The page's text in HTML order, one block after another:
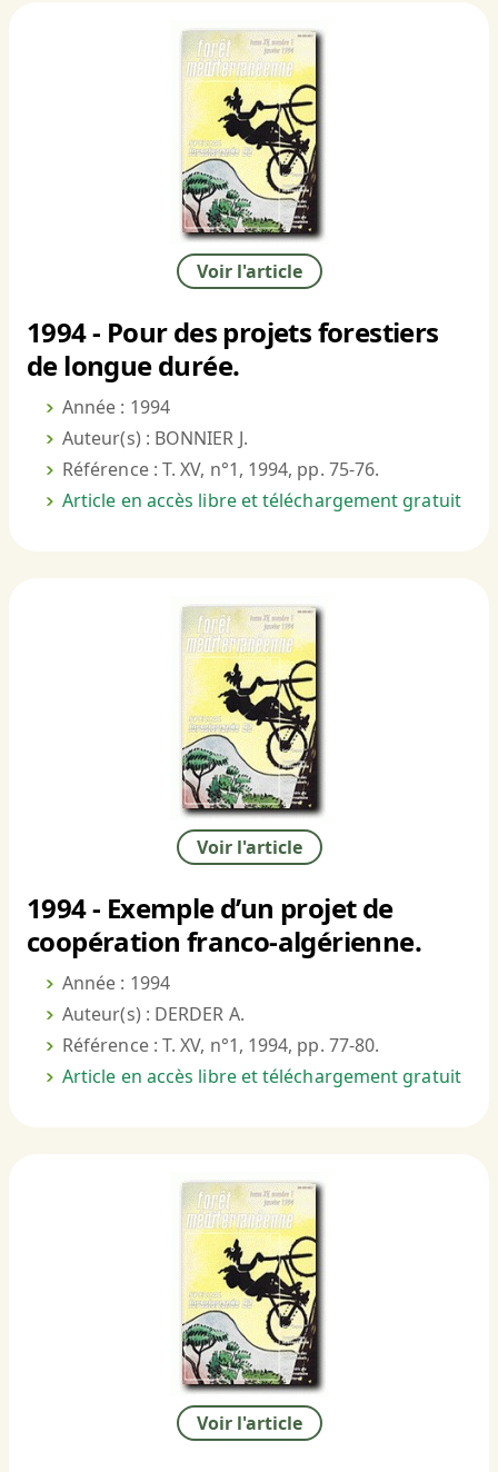
Voir l'article
1994 - Pour des projets forestiers
de longue durée.
Année : 1994
Auteur(s) : BONNIER J.
Référence : T. XV, n°1, 1994, pp. 75-76.
Article en accès libre et téléchargement gratuit
Voir l'article
1994 - Exemple d’un projet de
coopération franco-algérienne.
Année : 1994
Auteur(s) : DERDER A.
Référence : T. XV, n°1, 1994, pp. 77-80.
Article en accès libre et téléchargement gratuit
Voir l'article